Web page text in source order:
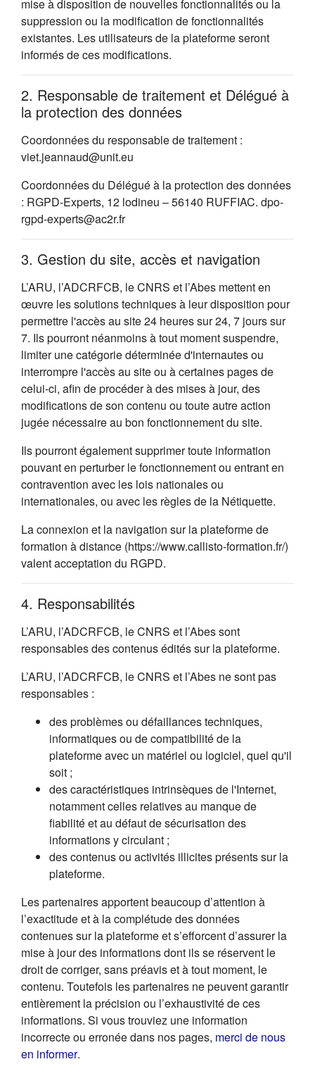
mise à disposition de nouvelles fonctionnalités ou la
suppression ou la modification de fonctionnalités
existantes. Les utilisateurs de la plateforme seront
informés de ces modifications.
2. Responsable de traitement et Délégué à
la protection des données
Coordonnées du responsable de traitement :
viet.jeannaud@unit.eu
Coordonnées du Délégué à la protection des données
: RGPD-Experts, 12 lodineu – 56140 RUFFIAC. dpo-
rgpd-experts@ac2r.fr
3. Gestion du site, accès et navigation
L’ARU, l’ADCRFCB, le CNRS et l’Abes mettent en
œuvre les solutions techniques à leur disposition pour
permettre l'accès au site 24 heures sur 24, 7 jours sur
7. Ils pourront néanmoins à tout moment suspendre,
limiter une catégorie déterminée d'internautes ou
interrompre l'accès au site ou à certaines pages de
celui-ci, afin de procéder à des mises à jour, des
modifications de son contenu ou toute autre action
jugée nécessaire au bon fonctionnement du site.
Ils pourront également supprimer toute information
pouvant en perturber le fonctionnement ou entrant en
contravention avec les lois nationales ou
internationales, ou avec les règles de la Nétiquette.
La connexion et la navigation sur la plateforme de
formation à distance (https://www.callisto-formation.fr/)
valent acceptation du RGPD.
4. Responsabilités
L’ARU, l’ADCRFCB, le CNRS et l’Abes sont
responsables des contenus édités sur la plateforme.
L’ARU, l’ADCRFCB, le CNRS et l’Abes ne sont pas
responsables :
des problèmes ou défaillances techniques,
informatiques ou de compatibilité de la
plateforme avec un matériel ou logiciel, quel qu'il
soit ;
des caractéristiques intrinsèques de l'Internet,
notamment celles relatives au manque de
fiabilité et au défaut de sécurisation des
informations y circulant ;
des contenus ou activités illicites présents sur la
plateforme.
Les partenaires apportent beaucoup d’attention à
l’exactitude et à la complétude des données
contenues sur la plateforme et s’efforcent d’assurer la
mise à jour des informations dont ils se réservent le
droit de corriger, sans préavis et à tout moment, le
contenu. Toutefois les partenaires ne peuvent garantir
entièrement la précision ou l’exhaustivité de ces
informations. Si vous trouviez une information
incorrecte ou erronée dans nos pages, merci de nous
en informer(s'ouvre dans un nouvel onglet)
.